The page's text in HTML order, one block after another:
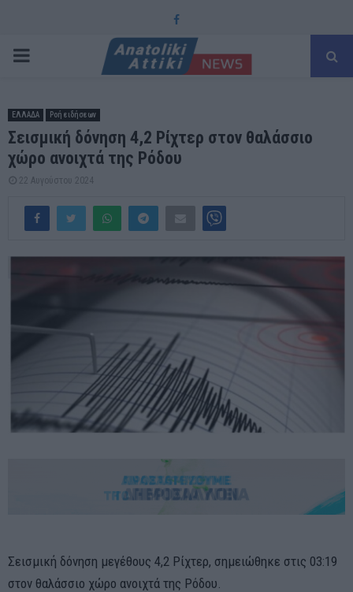
Facebook
PRIMARY
ΕΛΛΑΔΑ Ροή ειδήσεων
Σεισμική δόνηση 4,2 Ρίχτερ στον θαλάσσιο
χώρο ανοιχτά της Ρόδου
22 Αυγούστου 2024
Σεισμική δόνηση μεγέθους 4,2 Ρίχτερ, σημειώθηκε στις 03:19
στον θαλάσσιο χώρο ανοιχτά της Ρόδου.